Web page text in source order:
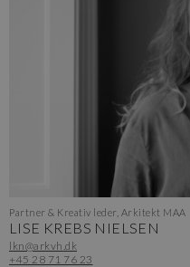
Partner & Kreativ leder, Arkitekt MAA
LISE KREBS NIELSEN
lkn@arkvh.dk
+45 28 71 76 23